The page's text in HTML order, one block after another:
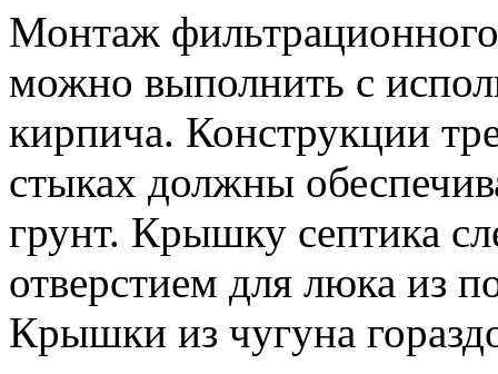
Монтаж
можно выполнить с
кирпича. Конструкции
стыках должны
грунт. Крышку септика
отверстием для люка из
Крышки из чугуна